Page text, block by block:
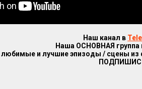
Наш канал в
Наша ОСНОВНАЯ группа
и лучшие эпизоды / сцены